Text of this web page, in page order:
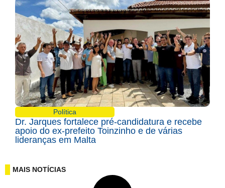
Política
Dr. Jarques fortalece pré-candidatura e recebe
apoio do ex-prefeito Toinzinho e de várias
lideranças em Malta
MAIS NOTÍCIAS